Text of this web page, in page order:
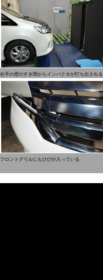
右手の壁のすき間からインパクタが打ち出される
フロントグリルにもひびが入っている